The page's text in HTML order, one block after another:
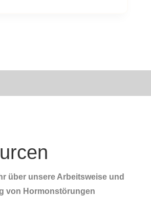
über unsere Arbeitsweise und
von Hormonstörungen